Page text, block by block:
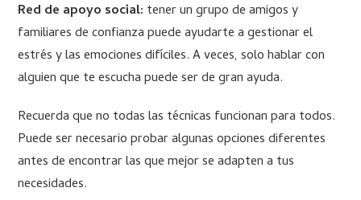
Red de apoyo social: tener un grupo de amigos y
familiares de confianza puede ayudarte a gestionar el
estrés y las emociones difíciles. A veces, solo hablar con
alguien que te escucha puede ser de gran ayuda.
Recuerda que no todas las técnicas funcionan para todos.
Puede ser necesario probar algunas opciones diferentes
antes de encontrar las que mejor se adapten a tus
necesidades.